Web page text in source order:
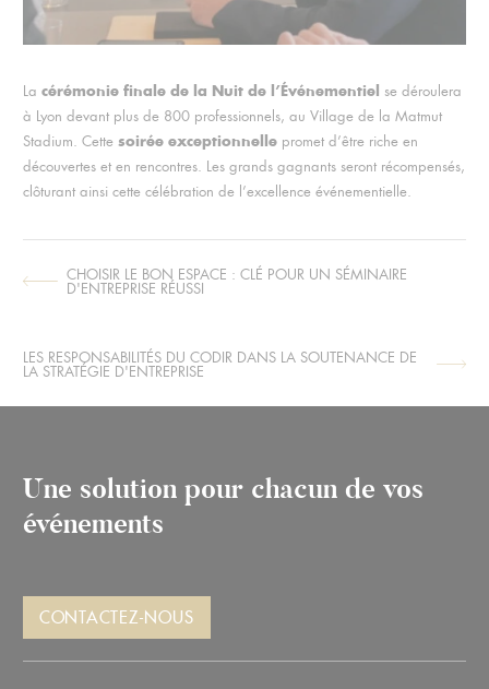
La cérémonie finale de la Nuit de l’Événementiel se déroulera
à Lyon devant plus de 800 professionnels, au Village de la Matmut
Stadium. Cette soirée exceptionnellepromet d’être riche en
découvertes et en rencontres. Les grands gagnants seront récompensés,
clôturant ainsi cette célébration de l’excellence événementielle.
ARTICLE
CHOISIR LE BON ESPACE : CLÉ POUR UN SÉMINAIRE
D'ENTREPRISE RÉUSSI
ARTICLE
LES RESPONSABILITÉS DU CODIR DANS LA SOUTENANCE DE
LA STRATÉGIE D'ENTREPRISE
Une solution pour chacun de vos
événements
CONTACTEZ-NOUS